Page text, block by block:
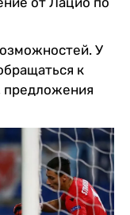
У
к
предложения